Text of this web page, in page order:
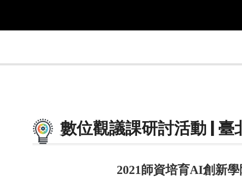
數位觀議課研討活動 |
2021師資培育AI創新